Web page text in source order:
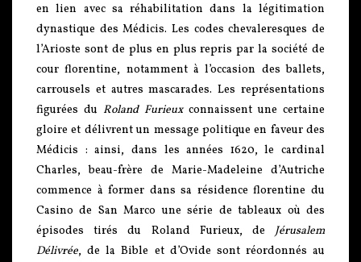
en lien avec sa réhabilitation dans la légitimation
dynastique des Médicis. Les codes chevaleresques de
l’Arioste sont de plus en plus repris par la société de
cour florentine, notamment à l’occasion des ballets,
carrousels et autres mascarades. Les représentations
figurées du Roland Furieuxconnaissent une certaine
gloire et délivrent un message politique en faveur des
Médicis : ainsi, dans les années 1620, le cardinal
Charles, beau-frère de Marie-Madeleine d’Autriche
commence à former dans sa résidence florentine du
Casino de San Marco une série de tableaux où des
épisodes tirés du Roland Furieux, de Jérusalem
Délivrée, de la Bible et d’Ovide sont réordonnés au